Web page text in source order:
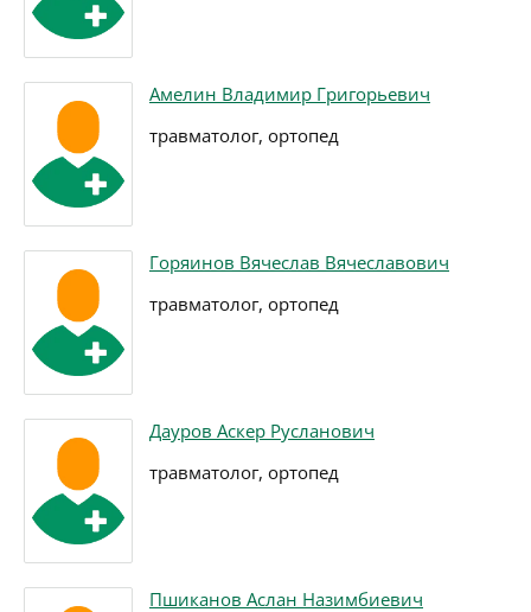
Амелин Владимир Григорьевич
травматолог, ортопед
Горяинов Вячеслав Вячеславович
травматолог, ортопед
Дауров Аскер Русланович
травматолог, ортопед
Пшиканов Аслан Назимбиевич